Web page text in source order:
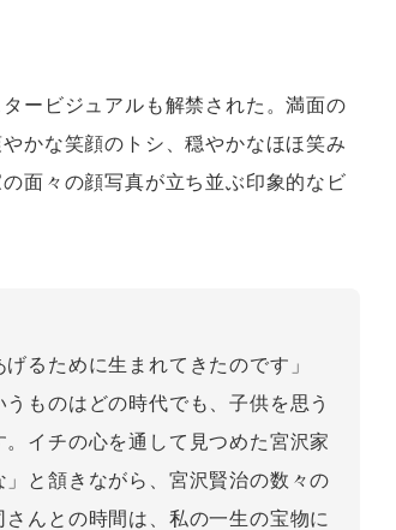
ービジュアルも解禁された。満面の
かな笑顔のトシ、穏やかなほほ笑み
面々の顔写真が立ち並ぶ印象的なビ
るために生まれてきたのです」
ものはどの時代でも、子供を思う
イチの心を通して見つめた宮沢家
と頷きながら、宮沢賢治の数々の
んとの時間は、私の一生の宝物に